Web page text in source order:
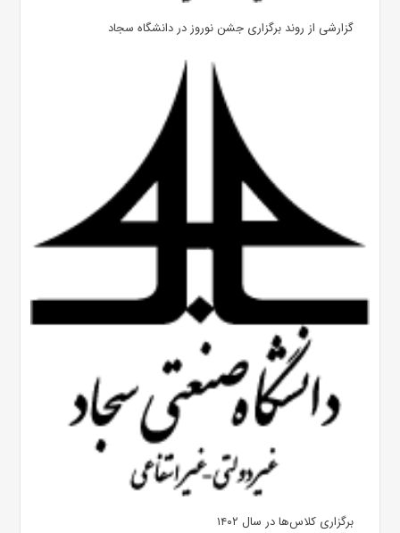
گزارشی از روند برگزاری جشن نوروز در دانشگاه سجاد
برگزاری کلاس‌ها در سال ۱۴۰۲